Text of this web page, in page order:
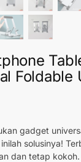
Foldable
gadget
solusinya!
dan tetap kokoh.